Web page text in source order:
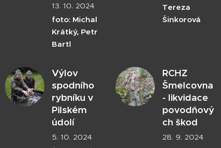
13. 10. 2024
foto: Michal
Krátký, Petr
Bartl
Tereza
Šinkorová
Výlov
spodního
rybníku v
Pilském
údolí
5. 10. 2024
RCHZ
Šmelcovna
- likvidace
povodňový
ch škod
28. 9. 2024